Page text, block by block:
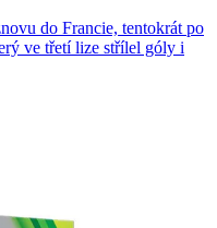
do Francie, tentokrát po
ve třetí lize střílel góly i